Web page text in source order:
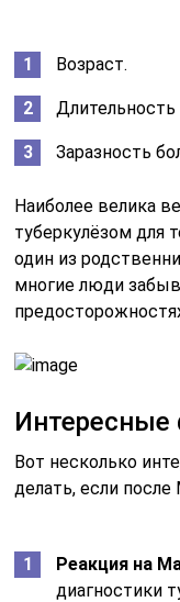
Возраст.
Заразность
Наиболее велика
туберкулёзом для
один из
многие люди
Вот несколько
делать, если после
Реакция на
диагностики